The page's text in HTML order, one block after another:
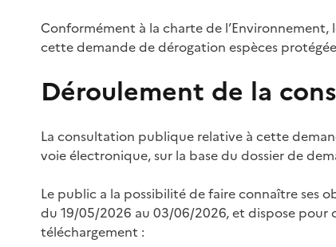
Conformément à la charte de
cette demande de dérogation espèces
Déroulement de la
La consultation publique relative à cette
voie électronique, sur la base du dossier de
Le public a la possibilité de faire connaître ses
du 19/05/2026 au 03/06/2026, et dispose pour
téléchargement :